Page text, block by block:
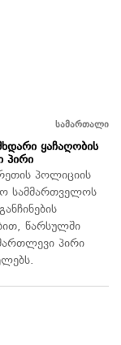
სამართალი
ყაჩაღობის
პირი
პოლიციის
სამმართველოს
წარსულში
პირი